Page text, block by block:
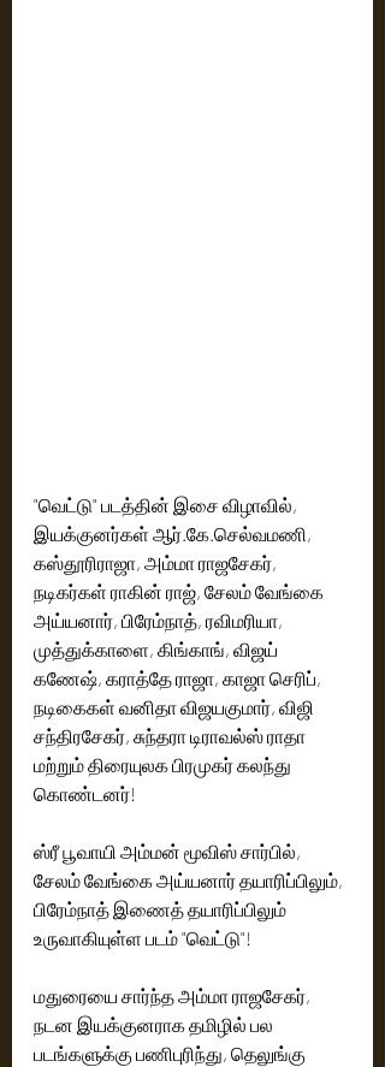
"வெட்டு" படத்தின் இசை விழாவில்,
இயக்குனர்கள் ஆர்.கே.செல்வமணி,
கஸ்தூரிராஜா, அம்மா ராஜசேகர்,
நடிகர்கள் ராகின் ராஜ், சேலம் வேங்கை
அய்யனார், பிரேம்நாத், ரவிமரியா,
முத்துக்காளை, கிங்காங், விஜய்
கணேஷ், கராத்தே ராஜா, காஜா செரிப்,
நடிகைகள் வனிதா விஜயகுமார், விஜி
சந்திரசேகர், சுந்தரா டிராவல்ஸ் ராதா
மற்றும் திரையுலக பிரமுகர் கலந்து
கொண்டனர்!
ஸ்ரீ பூவாயி அம்மன் மூவிஸ் சார்பில்,
சேலம் வேங்கை அய்யனார் தயாரிப்பிலும்,
பிரேம்நாத் இணைத் தயாரிப்பிலும்
உருவாகியுள்ள படம் "வெட்டு"!
மதுரையை சார்ந்த அம்மா ராஜசேகர்,
நடன இயக்குனராக தமிழில் பல
படங்களுக்கு பணிபுரிந்து, தெலுங்கு